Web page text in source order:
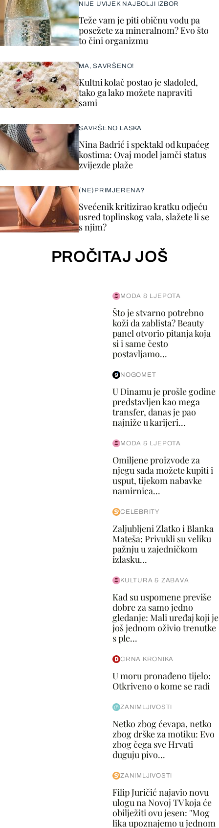
NIJE UVIJEK NAJBOLJI IZBOR
Teže vam je piti običnu vodu pa
posežete za mineralnom? Evo što
to čini organizmu
MA, SAVRŠENO!
Kultni kolač postao je sladoled,
tako ga lako možete napraviti
sami
SAVRŠENO LASKA
Nina Badrić i spektakl od kupaćeg
kostima: Ovaj model jamči status
zvijezde plaže
(NE)PRIMJERENA?
Svećenik kritizirao kratku odjeću
usred toplinskog vala, slažete li se
s njim?
PROČITAJ JOŠ
MODA & LJEPOTA
Što je stvarno potrebno
koži da zablista? Beauty
panel otvorio pitanja koja
si i same često
postavljamo...
NOGOMET
U Dinamu je prošle godine
predstavljen kao mega
transfer, danas je pao
najniže u karijeri...
MODA & LJEPOTA
Omiljene proizvode za
njegu sada možete kupiti i
usput, tijekom nabavke
namirnica...
CELEBRITY
Zaljubljeni Zlatko i Blanka
Mateša: Privukli su veliku
pažnju u zajedničkom
izlasku...
KULTURA & ZABAVA
Kad su uspomene previše
dobre za samo jedno
gledanje: Mali uređaj koji je
još jednom oživio trenutke
s ple...
CRNA KRONIKA
U moru pronađeno tijelo:
Otkriveno o kome se radi
ZANIMLJIVOSTI
Netko zbog ćevapa, netko
zbog drške za motiku: Evo
zbog čega sve Hrvati
duguju pivo...
ZANIMLJIVOSTI
Filip Juričić najavio novu
ulogu na Novoj TV koja će
obilježiti ovu jesen: ''Mog
lika upoznajemo u jednom